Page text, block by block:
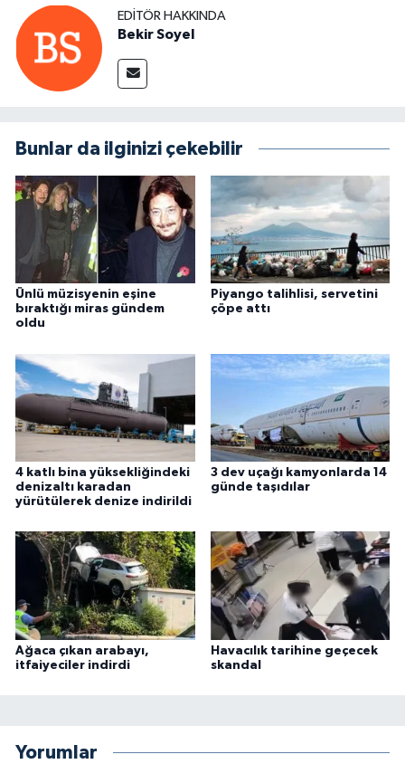
EDITÖR HAKKINDA
Bekir Soyel
Bunlar da ilginizi çekebilir
Ünlü müzisyenin eşine
bıraktığı miras gündem
oldu
Piyango talihlisi, servetini
çöpe attı
4 katlı bina yüksekliğindeki
denizaltı karadan
yürütülerek denize indirildi
3 dev uçağı kamyonlarda 14
günde taşıdılar
Ağaca çıkan arabayı,
itfaiyeciler indirdi
Havacılık tarihine geçecek
skandal
Yorumlar